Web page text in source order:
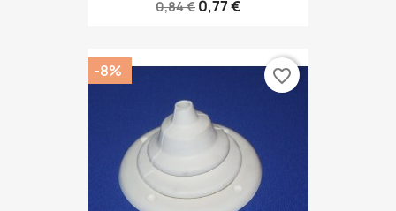
0,84 € 0,77 €
-8% favorite_border